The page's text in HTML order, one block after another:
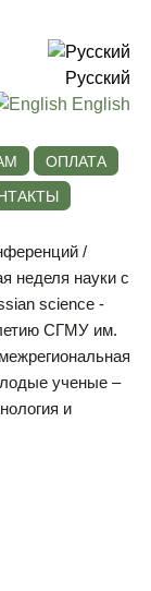
Русский
English
ОПЛАТА
/
неделя науки с
science -
СГМУ им.
ученые –
и